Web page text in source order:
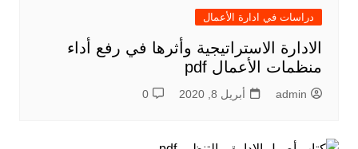
دراسات في ادارة الأعمال
الادارة الاستراتيجية وأثرها في رفع أداء
منظمات الأعمال pdf
admin أبريل 8, 2020 0